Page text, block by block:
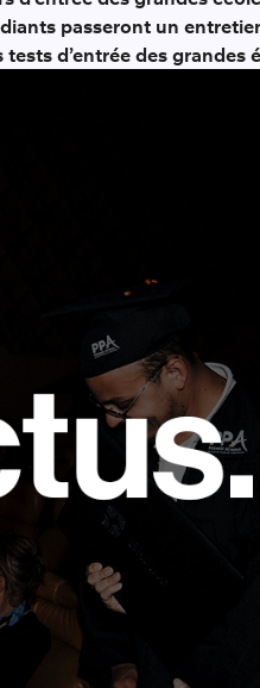
passeront un
d’entrée des grandes